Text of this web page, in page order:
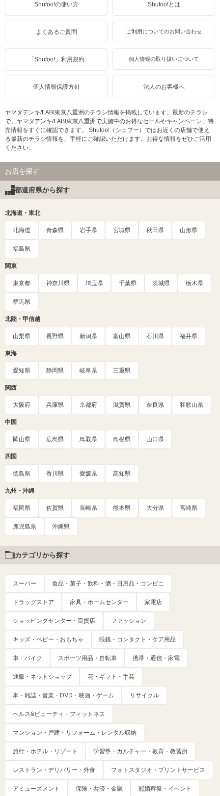
Shufoo!の使い方 Shufoo!とは
よくあるご質問 ご利用についてのお問い合わせ
「Shufoo!」利用規約 個人情報の取り扱いについて
個人情報保護方針 法人のお客様へ
ヤマダデンキ/LABI東京八重洲のチラシ情報を掲載しています。最新のチラシ
で、ヤマダデンキ/LABI東京八重洲で実施中のお得なセールやキャンペーン、特
売情報をすぐに確認できます。 Shufoo!（シュフー）ではお近くの店舗で使え
る最新のチラシ情報を、手軽にご確認いただけます。お得な情報をぜひご活用
ください。
お店を探す
都道府県から探す
北海道・東北
北海道 青森県 岩手県 宮城県 秋田県 山形県
福島県
関東
東京都 神奈川県 埼玉県 千葉県 茨城県 栃木県
群馬県
北陸・甲信越
山梨県 長野県 新潟県 富山県 石川県 福井県
東海
愛知県 静岡県 岐阜県 三重県
関西
大阪府 兵庫県 京都府 滋賀県 奈良県 和歌山県
中国
岡山県 広島県 鳥取県 島根県 山口県
四国
徳島県 香川県 愛媛県 高知県
九州・沖縄
福岡県 佐賀県 長崎県 熊本県 大分県 宮崎県
鹿児島県 沖縄県
カテゴリから探す
スーパー 食品・菓子・飲料・酒・日用品・コンビニ
ドラッグストア 家具・ホームセンター 家電店
ショッピングセンター・百貨店 ファッション
キッズ・ベビー・おもちゃ 眼鏡・コンタクト・ケア用品
車・バイク スポーツ用品・自転車 携帯・通信・家電
通販・ネットショップ 花・ギフト・手芸
本・雑誌・音楽・DVD・映画・ゲーム リサイクル
ヘルス&ビューティ・フィットネス
マンション・戸建・リフォーム・レンタル収納
旅行・ホテル・リゾート 学習塾・カルチャー・教育・教習所
レストラン・デリバリー・外食 フォトスタジオ・プリントサービス
アミューズメント 保険・共済・金融 冠婚葬祭・イベント